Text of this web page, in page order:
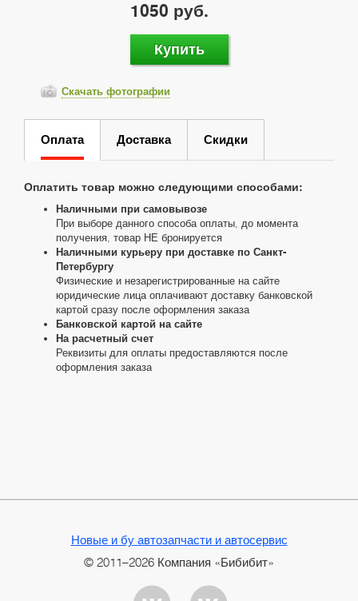
1050 руб.
Купить
Скачать фотографии
Оплата Доставка Скидки
Оплатить товар можно следующими способами:
Наличными при самовывозе
При выборе данного способа оплаты, до момента
получения, товар НЕ бронируется
Наличными курьеру при доставке по Санкт-
Петербургу
Физические и незарегистрированные на сайте
юридические лица оплачивают доставку банковской
картой сразу после оформления заказа
Банковской картой на сайте
На расчетный счет
Реквизиты для оплаты предоставляются после
оформления заказа
Новые и бу автозапчасти и автосервис
© 2011–2026 Компания «Бибибит»